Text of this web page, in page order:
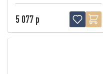
5 077 р